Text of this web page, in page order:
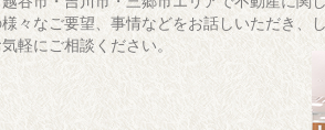
々なご要望、事情などをお話しいただき、
軽にご相談ください。